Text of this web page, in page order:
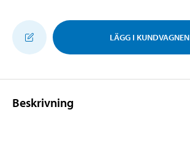
LÄGG I KUNDVAGNEN
Beskrivning